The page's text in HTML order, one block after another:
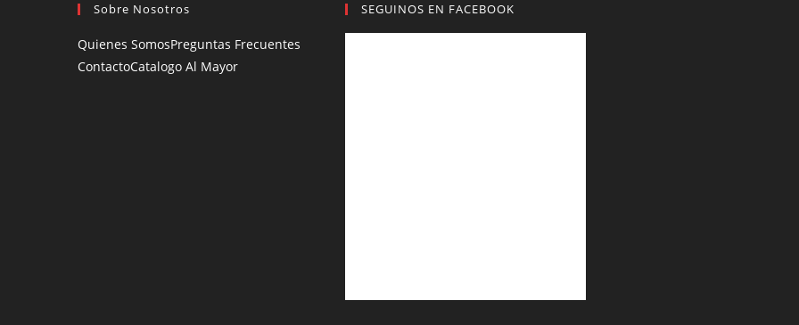
Sobre Nosotros
Quienes SomosPreguntas Frecuentes
ContactoCatalogo Al Mayor
SEGUINOS EN FACEBOOK